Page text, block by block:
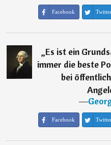
Facebook
„Es ist ein
immer die beste
bei
―
Facebook